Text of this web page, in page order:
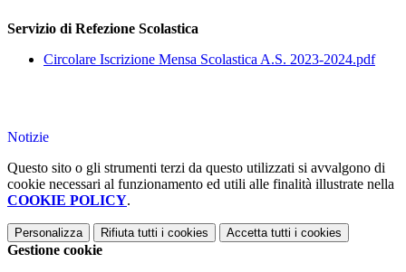
Servizio di Refezione Scolastica
Circolare Iscrizione Mensa Scolastica A.S. 2023-2024.pdf
Notizie
Questo sito o gli strumenti terzi da questo utilizzati si avvalgono di
cookie necessari al funzionamento ed utili alle finalità illustrate nella
COOKIE POLICY.
Personalizza Rifiuta tutti i cookies Accetta tutti i cookies
Gestione cookie